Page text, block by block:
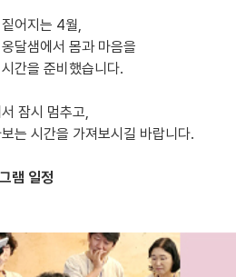
어지는 4월,
달샘에서 몸과 마음을
간을 준비했습니다.
잠시 멈추고,
는 시간을 가져보시길 바랍니다.
램 일정